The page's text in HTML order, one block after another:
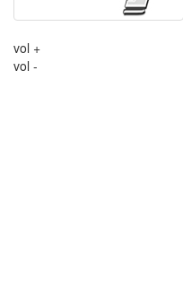
vol +
vol -